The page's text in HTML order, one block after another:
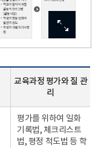
확대보기
확대보기
확대보기
확대보기
확대보기
교육과정 평가와 질 관
리
평가를 위하여 일화
기록법, 체크리스트
법, 평정 척도법 등 학